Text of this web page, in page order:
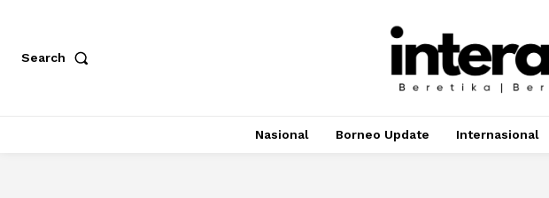
Search
Nasional Borneo Update Internasional